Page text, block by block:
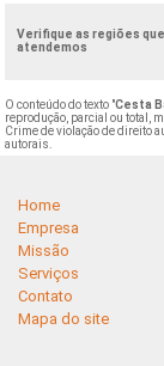
Verifique as regiões que
atendemos
O conteúdo do texto "Cesta
reprodução, parcial ou total,
Crime de violação de direito
autorais
Home
Empresa
Missão
Serviços
Contato
Mapa do site